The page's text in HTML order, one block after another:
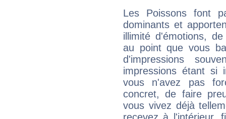
Les Poissons font
dominants et
illimité d'émotions,
au point que vous
d'impressions
impressions étant si
vous n'avez pas
concret, de faire
vous vivez déjà